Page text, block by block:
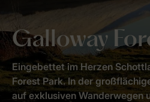
Galloway
Eingebettet im Herzen
Forest Park. In der
auf exklusiven Wanderwegen